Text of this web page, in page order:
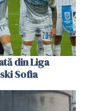
din Liga
Sofia